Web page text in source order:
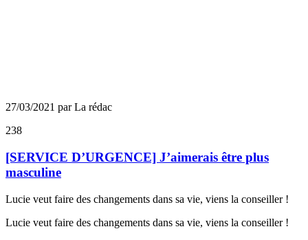
27/03/2021 par La rédac
238
[SERVICE D’URGENCE] J’aimerais être plus
masculine
Lucie veut faire des changements dans sa vie, viens la conseiller !
Lucie veut faire des changements dans sa vie, viens la conseiller !